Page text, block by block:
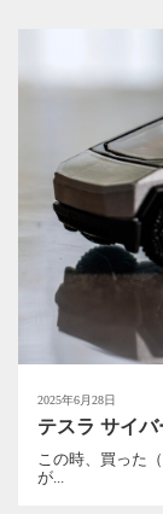
2025年6月28日
テスラ サイバ
この時、買った
が...